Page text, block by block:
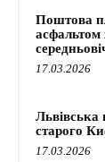
Поштова
асфальтом
17.03.2026
Львівська
старого
17.03.2026